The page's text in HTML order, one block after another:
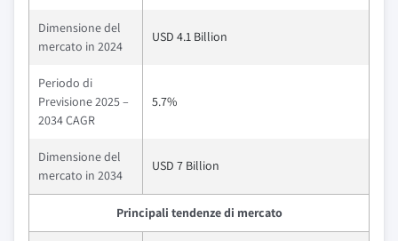
Dimensione del
mercato in 2024
USD 4.1 Billion
Periodo di
Previsione 2025 –
2034 CAGR
5.7%
Dimensione del
mercato in 2034
USD 7 Billion
Principali tendenze di mercato